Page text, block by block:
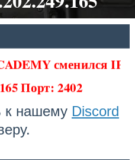
сменился IP
Порт: 2402
к нашему Discord